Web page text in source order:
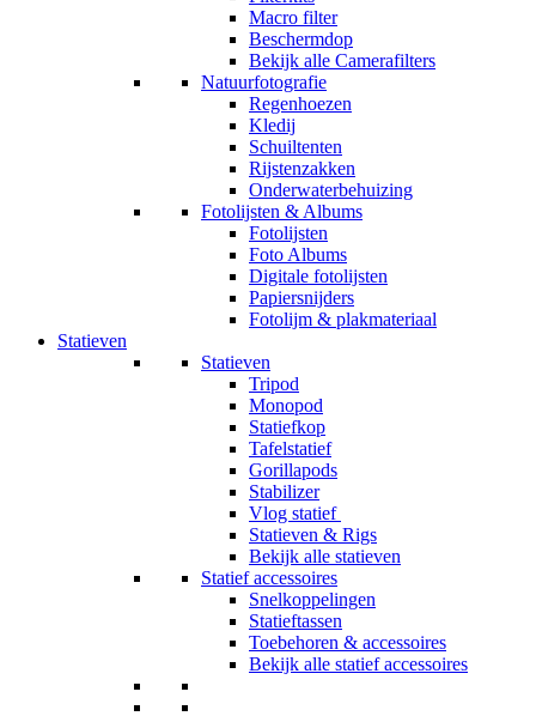
Macro filter
Beschermdop
Bekijk alle Camerafilters
Natuurfotografie
Regenhoezen
Kledij
Schuiltenten
Rijstenzakken
Onderwaterbehuizing
Fotolijsten & Albums
Fotolijsten
Foto Albums
Digitale fotolijsten
Papiersnijders
Fotolijm & plakmateriaal
Statieven
Statieven
Tripod
Monopod
Statiefkop
Tafelstatief
Gorillapods
Stabilizer
Vlog statief
Statieven & Rigs
Bekijk alle statieven
Statief accessoires
Snelkoppelingen
Statieftassen
Toebehoren & accessoires
Bekijk alle statief accessoires